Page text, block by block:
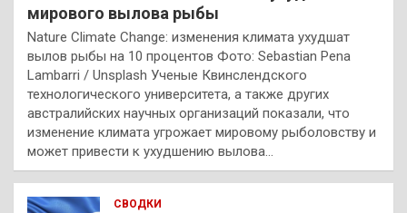
мирового вылова рыбы
Nature Climate Change: изменения климата ухудшат
вылов рыбы на 10 процентов Фото: Sebastian Pena
Lambarri / Unsplash Ученые Квинслендского
технологического университета, а также других
австралийских научных организаций показали, что
изменение климата угрожает мировому рыболовству и
может привести к ухудшению вылова…
СВОДКИ